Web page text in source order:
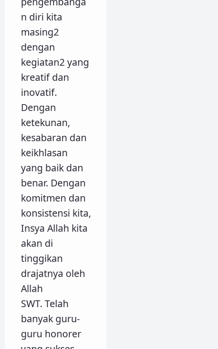
n diri kita
masing2
dengan
kegiatan2 yang
kreatif dan
inovatif.
Dengan
ketekunan,
kesabaran dan
keikhlasan
yang baik dan
benar. Dengan
komitmen dan
konsistensi kita,
Insya Allah kita
akan di
tinggikan
drajatnya oleh
Allah
SWT. Telah
banyak guru-
guru honorer